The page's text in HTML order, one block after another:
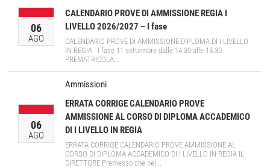
06
AGO
CALENDARIO PROVE DI AMMISSIONE REGIA I
LIVELLO 2026/2027 – I fase
CALENDARIO PROVE DI AMMISSIONE DIPLOMA DI I LIVELLO
IN REGIA I fase 11 settembre dalle 14.30 alle 18.30
PREMATRICOLA...
06
AGO
Ammissioni
ERRATA CORRIGE CALENDARIO PROVE
AMMISSIONE AL CORSO DI DIPLOMA ACCADEMICO
DI I LIVELLO IN REGIA
ERRATA CORRIGE CALENDARIO PROVE AMMISSIONE AL
CORSO DI DIPLOMA ACCADEMICO DI I LIVELLO IN REGIA IL
DIRETTORE Premesso che nel...